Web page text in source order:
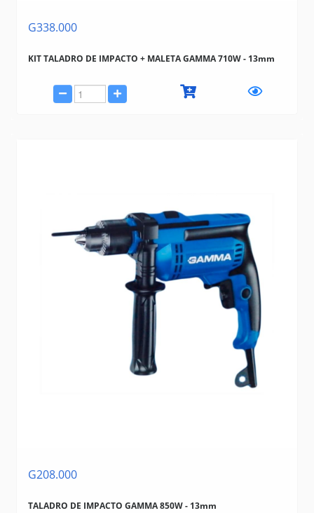
G338.000
KIT TALADRO DE IMPACTO + MALETA GAMMA 710W - 13mm
G208.000
TALADRO DE IMPACTO GAMMA 850W - 13mm